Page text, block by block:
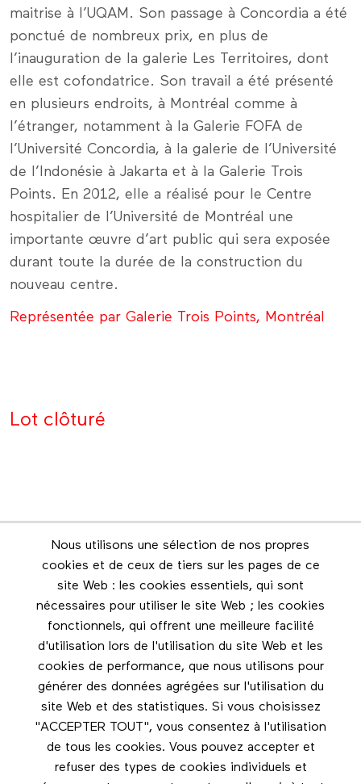
maitrise à l’UQAM. Son passage à Concordia a été
ponctué de nombreux prix, en plus de
l’inauguration de la galerie Les Territoires, dont
elle est cofondatrice. Son travail a été présenté
en plusieurs endroits, à Montréal comme à
l’étranger, notamment à la Galerie FOFA de
l’Université Concordia, à la galerie de l’Université
de l’Indonésie à Jakarta et à la Galerie Trois
Points. En 2012, elle a réalisé pour le Centre
hospitalier de l’Université de Montréal une
importante œuvre d’art public qui sera exposée
durant toute la durée de la construction du
nouveau centre.
Représentée par Galerie Trois Points, Montréal
Lot clôturé
Nous utilisons une sélection de nos propres
cookies et de ceux de tiers sur les pages de ce
site Web : les cookies essentiels, qui sont
nécessaires pour utiliser le site Web ; les cookies
fonctionnels, qui offrent une meilleure facilité
d'utilisation lors de l'utilisation du site Web et les
cookies de performance, que nous utilisons pour
générer des données agrégées sur l'utilisation du
site Web et des statistiques. Si vous choisissez
"ACCEPTER TOUT", vous consentez à l'utilisation
de tous les cookies. Vous pouvez accepter et
refuser des types de cookies individuels et
Infolettre
Restez en contact grâce à l'infolettre
Footer menu
Les éditions Esse
Instagram
Facebook
Nous contacter